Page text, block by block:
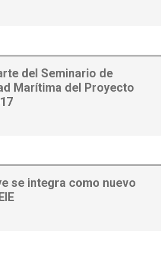
del Seminario de
Marítima del Proyecto
se integra como nuevo